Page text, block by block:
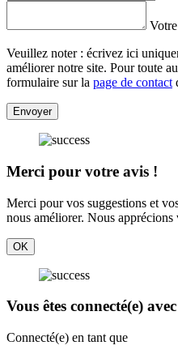
Veuillez noter : écrivez ici
améliorer notre site. Pour toute
formulaire sur la page de contact
Envoyer
Merci pour votre avis !
Merci pour vos suggestions et
nous améliorer. Nous
OK
Vous êtes connecté(e) avec
Connecté(e) en tant que